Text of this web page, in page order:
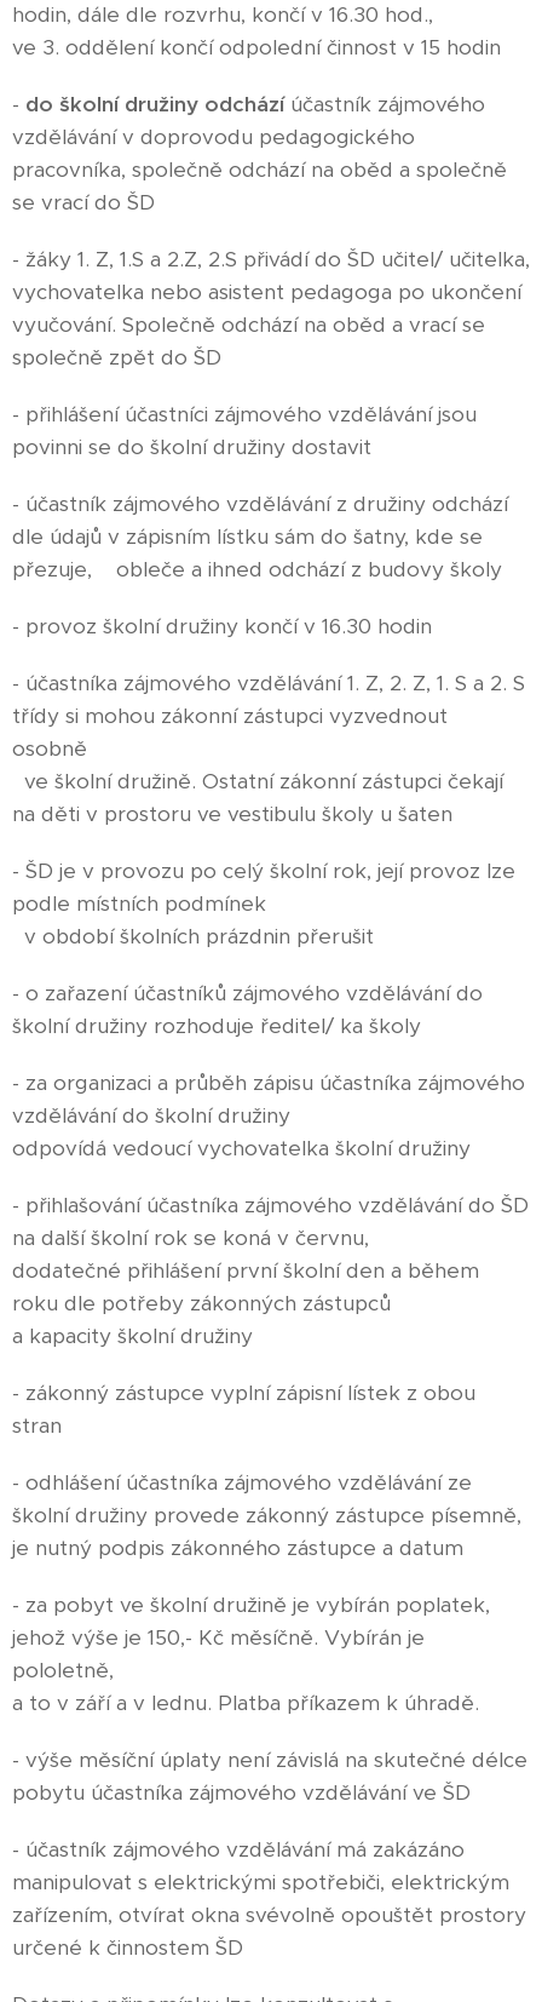
hodin, dále dle rozvrhu, končí v 16.30 hod.,
ve 3. oddělení končí odpolední činnost v 15 hodin
- do školní družiny odchází účastník zájmového
vzdělávání v doprovodu pedagogického
pracovníka, společně odchází na oběd a společně
se vrací do ŠD
- žáky 1. Z, 1.S a 2.Z, 2.S přivádí do ŠD učitel/ učitelka,
vychovatelka nebo asistent pedagoga po ukončení
vyučování. Společně odchází na oběd a vrací se
společně zpět do ŠD
- přihlášení účastníci zájmového vzdělávání jsou
povinni se do školní družiny dostavit
- účastník zájmového vzdělávání z družiny odchází
dle údajů v zápisním lístku sám do šatny, kde se
přezuje, obleče a ihned odchází z budovy školy
- provoz školní družiny končí v 16.30 hodin
- účastníka zájmového vzdělávání 1. Z, 2. Z, 1. S a 2. S
třídy si mohou zákonní zástupci vyzvednout
osobně
ve školní družině. Ostatní zákonní zástupci čekají
na děti v prostoru ve vestibulu školy u šaten
- ŠD je v provozu po celý školní rok, její provoz lze
podle místních podmínek
v období školních prázdnin přerušit
- o zařazení účastníků zájmového vzdělávání do
školní družiny rozhoduje ředitel/ ka školy
- za organizaci a průběh zápisu účastníka zájmového
vzdělávání do školní družiny
odpovídá vedoucí vychovatelka školní družiny
- přihlašování účastníka zájmového vzdělávání do ŠD
na další školní rok se koná v červnu,
dodatečné přihlášení první školní den a během
roku dle potřeby zákonných zástupců
a kapacity školní družiny
- zákonný zástupce vyplní zápisní lístek z obou
stran
- odhlášení účastníka zájmového vzdělávání ze
školní družiny provede zákonný zástupce písemně,
je nutný podpis zákonného zástupce a datum
- za pobyt ve školní družině je vybírán poplatek,
jehož výše je 150,- Kč měsíčně. Vybírán je
pololetně,
a to v září a v lednu. Platba příkazem k úhradě.
- výše měsíční úplaty není závislá na skutečné délce
pobytu účastníka zájmového vzdělávání ve ŠD
- účastník zájmového vzdělávání má zakázáno
manipulovat s elektrickými spotřebiči, elektrickým
zařízením, otvírat okna svévolně opouštět prostory
určené k činnostem ŠD